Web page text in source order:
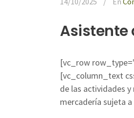
Asistente
[vc_row
[vc_column_text
de las actividades
mercadería sujeta